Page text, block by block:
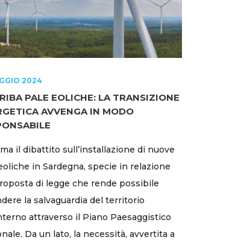
2024
PALE EOLICHE: LA TRANSIZIONE
AVVENGA IN MODO
il dibattito sull’installazione di nuove
in Sardegna, specie in relazione
di legge che rende possibile
la salvaguardia del territorio
attraverso il Piano Paesaggistico
Da un lato, la necessità, avvertita a